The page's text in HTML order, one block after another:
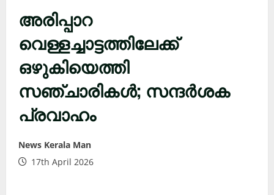
അരിപ്പാറ
വെള്ളച്ചാട്ടത്തിലേക്ക്
ഒഴുകിയെത്തി
സഞ്ചാരികൾ; സന്ദർശക
പ്രവാഹം
News Kerala Man
17th April 2026